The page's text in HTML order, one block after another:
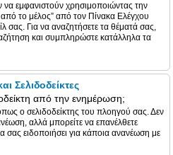
εμφανιστούν χρησιμοποιώντας την
το μέλος” από τον Πίνακα Ελέγχου
σας. Για να αναζητήσετε τα θέματά σας,
και συμπληρώστε κατάλληλα τα
Σελιδοδείκτες
από την ενημέρωση;
ο σελιδοδείκτης του πλοηγού σας. Δεν
αλλά μπορείτε να επανέλθετε
ειδοποιήσει για κάποια ανανέωση με